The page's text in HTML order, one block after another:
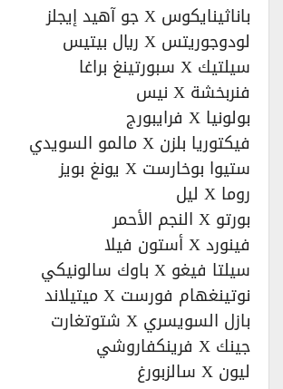
باناثينايكوس X جو آهيد إيجلز
لودوجوريتس X ريال بيتيس
سيلتيك X سبورتينغ براغا
فنربخشة X نيس
بولونيا X فرايبورج
فيكتوريا بلزن X مالمو السويدي
ستيوا بوخارست X يونغ بويز
روما X ليل
بورتو X النجم الأحمر
فينورد X أستون فيلا
سيلتا فيغو X باوك سالونيكي
نوتينغهام فورست X ميتيلاند
بازل السويسري X شتوتغارت
جينك X فرينكفاروشي
ليون X سالزبورغ